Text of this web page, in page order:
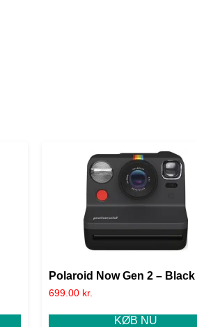
Polaroid Now Gen 2 – Black
699.00 kr.
KØB NU